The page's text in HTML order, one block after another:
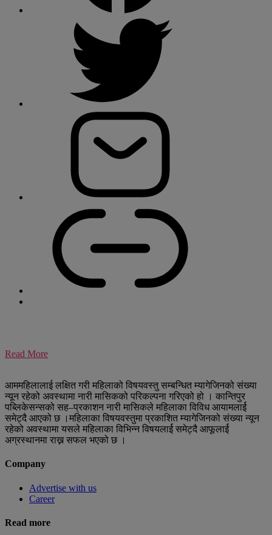
Read More
आममहिलालाई लक्षित गरी महिलाको विषयवस्तु सम्बन्धित म्यागेजिनको संख्या
न्यून रहेको अवस्थामा नारी मासिकको परिकल्पना गरिएको हो । कान्तिपुर
पब्लिकेसन्सको सह–प्रकाशन नारी मासिकले महिलाका विविध आयामलार्ई
समेट्दै आएको छ ।महिलाका विषयवस्तुमा प्रकाशित म्यागेजिनको संख्या न्यून
रहेको अवस्थामा यसले महिलाका विभिन्न विषयलार्ई समेट्दै आफूलार्ई
अग्रस्थानमा राख्न सफल भएको छ ।
Company
Advertise with us
Career
Read more